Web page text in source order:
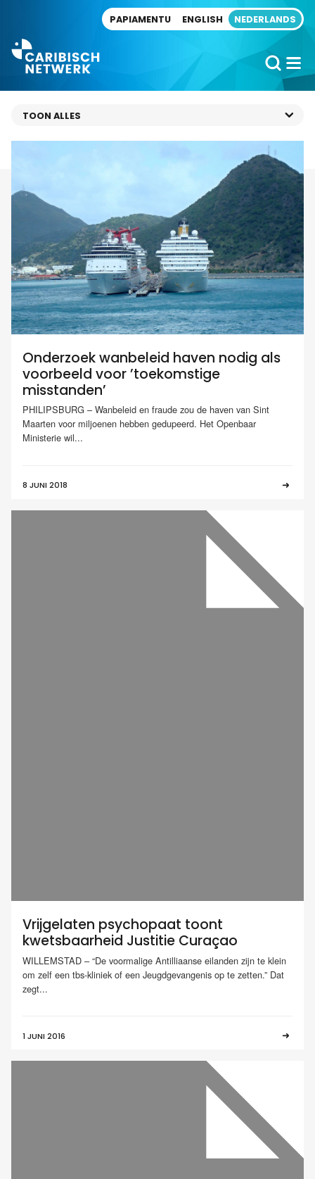
PAPIAMENTU ENGLISH NEDERLANDS
Onderzoek wanbeleid haven nodig als
voorbeeld voor ’toekomstige
misstanden’
PHILIPSBURG – Wanbeleid en fraude zou de haven van Sint
Maarten voor miljoenen hebben gedupeerd. Het Openbaar
Ministerie wil...
8 JUNI 2018
Vrijgelaten psychopaat toont
kwetsbaarheid Justitie Curaçao
WILLEMSTAD – “De voormalige Antilliaanse eilanden zijn te klein
om zelf een tbs-kliniek of een Jeugdgevangenis op te zetten.” Dat
zegt...
1 JUNI 2016